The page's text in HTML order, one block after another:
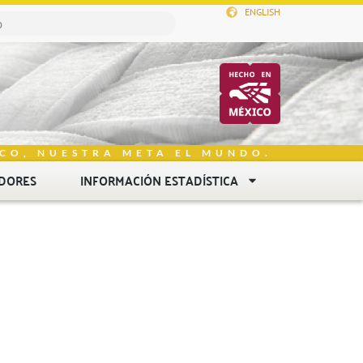
ENGLISH
NUESTRA META EL MUNDO.
INFORMACIÓN ESTADÍSTICA